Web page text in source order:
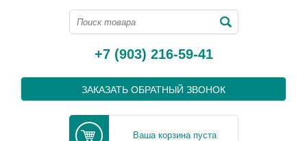
+7 (903) 216-59-41
ЗАКАЗАТЬ ОБРАТНЫЙ ЗВОНОК
Ваша корзина пуста